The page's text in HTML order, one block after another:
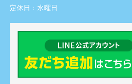
定休日： 水曜日